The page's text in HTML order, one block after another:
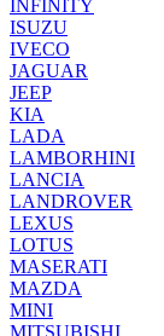
INFINITY
ISUZU
IVECO
JAGUAR
JEEP
KIA
LADA
LAMBORHINI
LANCIA
LANDROVER
LEXUS
LOTUS
MASERATI
MAZDA
MINI
MITSUBISHI